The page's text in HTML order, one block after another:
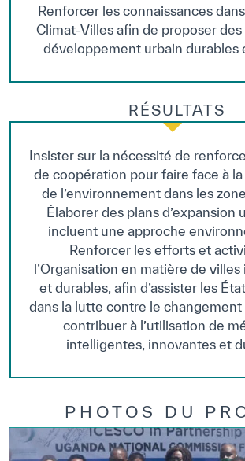
Renforcer les connaissances
Climat-Villes afin de proposer
développement urbain durables
RÉSULTATS
Insister sur la nécessité de
de coopération pour faire face à
de l’environnement dans les
Élaborer des plans d’expansion
incluent une approche
Renforcer les efforts et
l’Organisation en matière de
et durables, afin d’assister les
dans la lutte contre le
contribuer à l’utilisation de
intelligentes, innovantes et
PHOTOS DU